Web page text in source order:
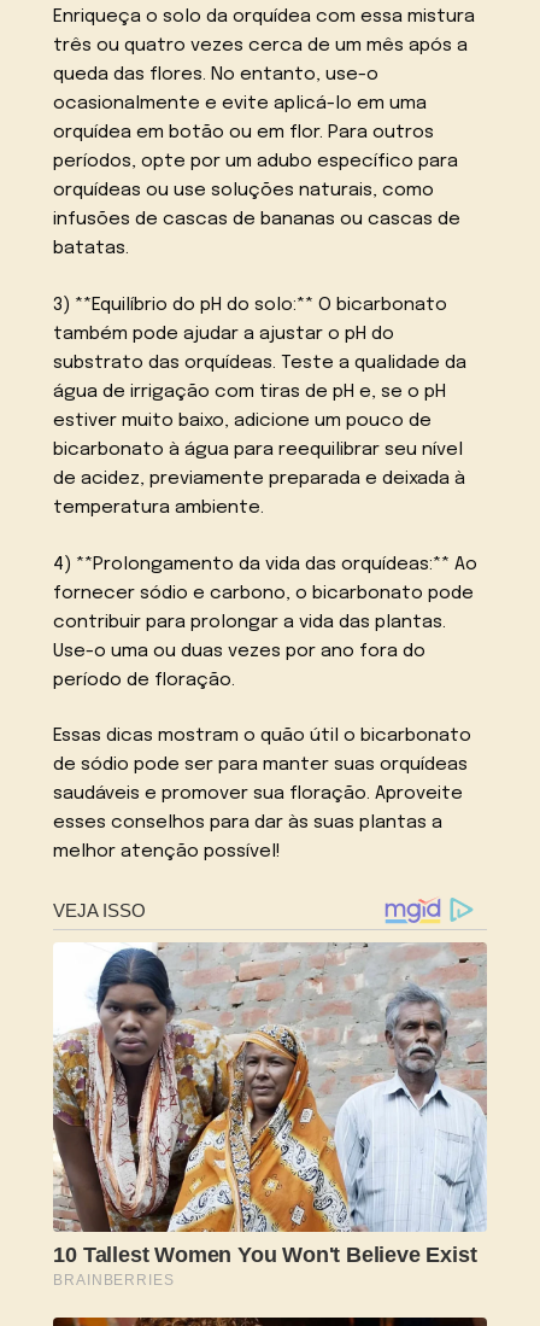
Enriqueça o solo da orquídea com essa mistura
três ou quatro vezes cerca de um mês após a
queda das flores. No entanto, use-o
ocasionalmente e evite aplicá-lo em uma
orquídea em botão ou em flor. Para outros
períodos, opte por um adubo específico para
orquídeas ou use soluções naturais, como
infusões de cascas de bananas ou cascas de
batatas.
3) **Equilíbrio do pH do solo:** O bicarbonato
também pode ajudar a ajustar o pH do
substrato das orquídeas. Teste a qualidade da
água de irrigação com tiras de pH e, se o pH
estiver muito baixo, adicione um pouco de
bicarbonato à água para reequilibrar seu nível
de acidez, previamente preparada e deixada à
temperatura ambiente.
4) **Prolongamento da vida das orquídeas:** Ao
fornecer sódio e carbono, o bicarbonato pode
contribuir para prolongar a vida das plantas.
Use-o uma ou duas vezes por ano fora do
período de floração.
Essas dicas mostram o quão útil o bicarbonato
de sódio pode ser para manter suas orquídeas
saudáveis e promover sua floração. Aproveite
esses conselhos para dar às suas plantas a
melhor atenção possível!